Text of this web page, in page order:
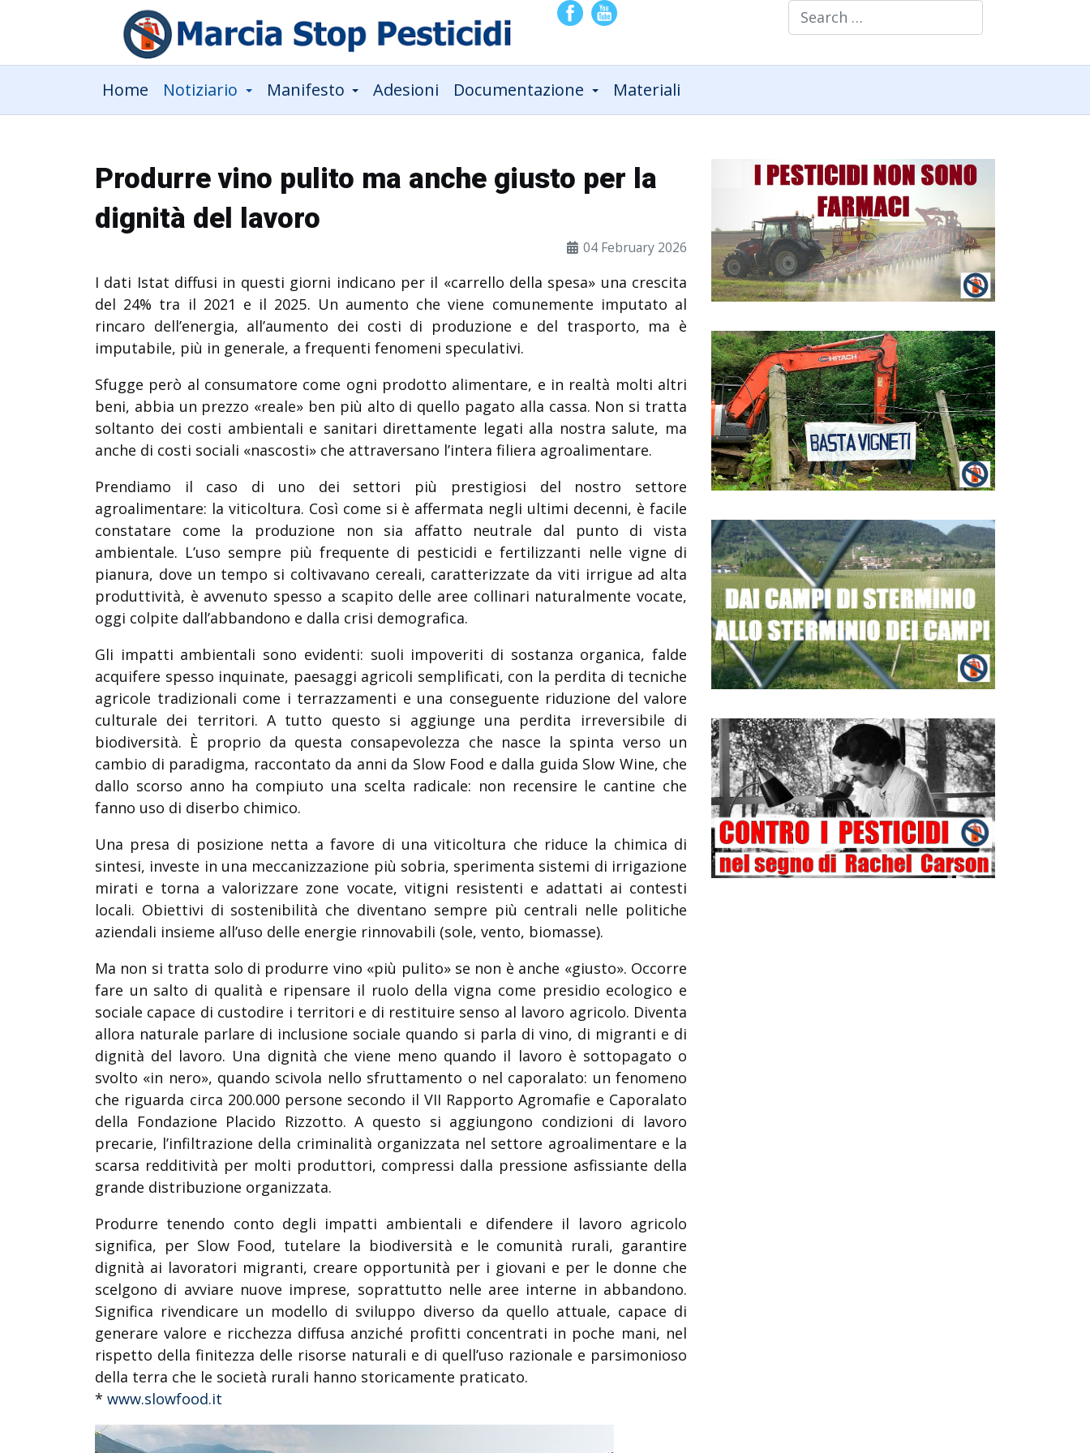
Search
Home Notiziario Manifesto Adesioni Documentazione Materiali
Produrre vino pulito ma anche giusto per la
dignità del lavoro
04 February 2026
I dati Istat diffusi in questi giorni indicano per il «carrello della spesa» una crescita
del 24% tra il 2021 e il 2025. Un aumento che viene comunemente imputato al
rincaro dell’energia, all’aumento dei costi di produzione e del trasporto, ma è
imputabile, più in generale, a frequenti fenomeni speculativi.
Sfugge però al consumatore come ogni prodotto alimentare, e in realtà molti altri
beni, abbia un prezzo «reale» ben più alto di quello pagato alla cassa. Non si tratta
soltanto dei costi ambientali e sanitari direttamente legati alla nostra salute, ma
anche di costi sociali «nascosti» che attraversano l’intera filiera agroalimentare.
Prendiamo il caso di uno dei settori più prestigiosi del nostro settore
agroalimentare: la viticoltura. Così come si è affermata negli ultimi decenni, è facile
constatare come la produzione non sia affatto neutrale dal punto di vista
ambientale. L’uso sempre più frequente di pesticidi e fertilizzanti nelle vigne di
pianura, dove un tempo si coltivavano cereali, caratterizzate da viti irrigue ad alta
produttività, è avvenuto spesso a scapito delle aree collinari naturalmente vocate,
oggi colpite dall’abbandono e dalla crisi demografica.
Gli impatti ambientali sono evidenti: suoli impoveriti di sostanza organica, falde
acquifere spesso inquinate, paesaggi agricoli semplificati, con la perdita di tecniche
agricole tradizionali come i terrazzamenti e una conseguente riduzione del valore
culturale dei territori. A tutto questo si aggiunge una perdita irreversibile di
biodiversità. È proprio da questa consapevolezza che nasce la spinta verso un
cambio di paradigma, raccontato da anni da Slow Food e dalla guida Slow Wine, che
dallo scorso anno ha compiuto una scelta radicale: non recensire le cantine che
fanno uso di diserbo chimico.
Una presa di posizione netta a favore di una viticoltura che riduce la chimica di
sintesi, investe in una meccanizzazione più sobria, sperimenta sistemi di irrigazione
mirati e torna a valorizzare zone vocate, vitigni resistenti e adattati ai contesti
locali. Obiettivi di sostenibilità che diventano sempre più centrali nelle politiche
aziendali insieme all’uso delle energie rinnovabili (sole, vento, biomasse).
Ma non si tratta solo di produrre vino «più pulito» se non è anche «giusto». Occorre
fare un salto di qualità e ripensare il ruolo della vigna come presidio ecologico e
sociale capace di custodire i territori e di restituire senso al lavoro agricolo. Diventa
allora naturale parlare di inclusione sociale quando si parla di vino, di migranti e di
dignità del lavoro. Una dignità che viene meno quando il lavoro è sottopagato o
svolto «in nero», quando scivola nello sfruttamento o nel caporalato: un fenomeno
che riguarda circa 200.000 persone secondo il VII Rapporto Agromafie e Caporalato
della Fondazione Placido Rizzotto. A questo si aggiungono condizioni di lavoro
precarie, l’infiltrazione della criminalità organizzata nel settore agroalimentare e la
scarsa redditività per molti produttori, compressi dalla pressione asfissiante della
grande distribuzione organizzata.
Produrre tenendo conto degli impatti ambientali e difendere il lavoro agricolo
significa, per Slow Food, tutelare la biodiversità e le comunità rurali, garantire
dignità ai lavoratori migranti, creare opportunità per i giovani e per le donne che
scelgono di avviare nuove imprese, soprattutto nelle aree interne in abbandono.
Significa rivendicare un modello di sviluppo diverso da quello attuale, capace di
generare valore e ricchezza diffusa anziché profitti concentrati in poche mani, nel
rispetto della finitezza delle risorse naturali e di quell’uso razionale e parsimonioso
della terra che le società rurali hanno storicamente praticato.
* www.slowfood.it